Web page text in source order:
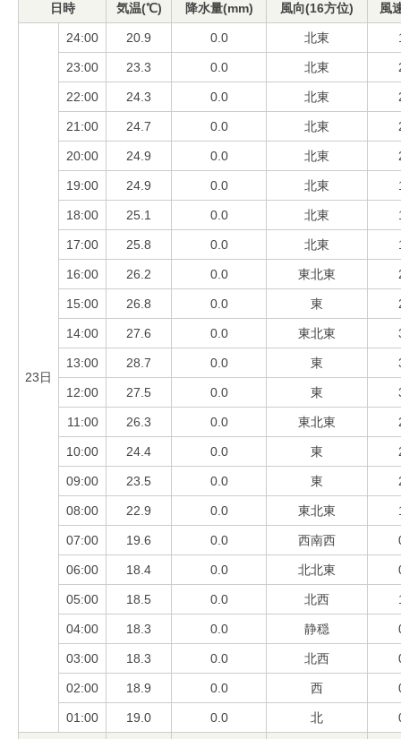
日時 気温(℃) 降水量(mm) 風向(16方位) 風
23日
24:00 20.9 0.0 北東
23:00 23.3 0.0 北東
22:00 24.3 0.0 北東
21:00 24.7 0.0 北東
20:00 24.9 0.0 北東
19:00 24.9 0.0 北東
18:00 25.1 0.0 北東
17:00 25.8 0.0 北東
16:00 26.2 0.0 東北東
15:00 26.8 0.0 東
14:00 27.6 0.0 東北東
13:00 28.7 0.0 東
12:00 27.5 0.0 東
11:00 26.3 0.0 東北東
10:00 24.4 0.0 東
09:00 23.5 0.0 東
08:00 22.9 0.0 東北東
07:00 19.6 0.0 西南西
06:00 18.4 0.0 北北東
05:00 18.5 0.0 北西
04:00 18.3 0.0 静穏
03:00 18.3 0.0 北西
02:00 18.9 0.0 西
01:00 19.0 0.0 北